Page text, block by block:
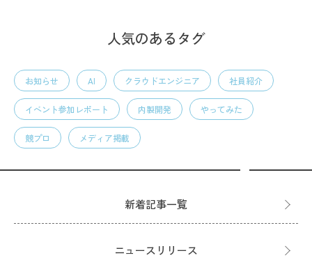
人気のあるタグ
お知らせ AI クラウドエンジニア 社員紹介
イベント参加レポート 内製開発 やってみた
競プロ メディア掲載
新着記事一覧
ニュースリリース